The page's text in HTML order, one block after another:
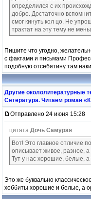
определился с их
добро. Достаточно
смог кинуть кол цо. Не
трактат на эту тему не
Пишите что угодно,
с фактами и письмами
подобную отсебятину там
Другие окололитературные
Сетература. Читаем роман
Отправлено 24 июня 15:28
цитата Дочь Самурая
Вот! Это главное отличие
описывает живое, разное, а
Тут у нас хорошие, белые, а
Это же буквально
хоббиты хорошие и белые, а